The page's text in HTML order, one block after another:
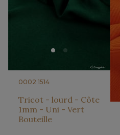
0002 1514
Tricot - lourd - Côte
1mm - Uni - Vert
Bouteille